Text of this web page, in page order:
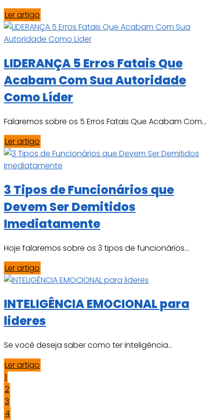
Ler artigo
LIDERANÇA 5 Erros Fatais Que
Acabam Com Sua Autoridade
Como Líder
Falaremos sobre os 5 Erros Fatais Que Acabam Com...
Ler artigo
3 Tipos de Funcionários que
Devem Ser Demitidos
Imediatamente
Hoje falaremos sobre os 3 tipos de funcionários...
Ler artigo
INTELIGÊNCIA EMOCIONAL para
lideres
Se você deseja saber como ter inteligência...
Ler artigo
1
2
3
4